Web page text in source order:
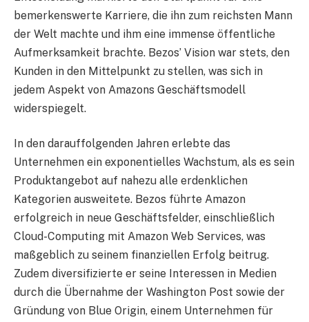
bemerkenswerte Karriere, die ihn zum reichsten Mann
der Welt machte und ihm eine immense öffentliche
Aufmerksamkeit brachte. Bezos’ Vision war stets, den
Kunden in den Mittelpunkt zu stellen, was sich in
jedem Aspekt von Amazons Geschäftsmodell
widerspiegelt.
In den darauffolgenden Jahren erlebte das
Unternehmen ein exponentielles Wachstum, als es sein
Produktangebot auf nahezu alle erdenklichen
Kategorien ausweitete. Bezos führte Amazon
erfolgreich in neue Geschäftsfelder, einschließlich
Cloud-Computing mit Amazon Web Services, was
maßgeblich zu seinem finanziellen Erfolg beitrug.
Zudem diversifizierte er seine Interessen in Medien
durch die Übernahme der Washington Post sowie der
Gründung von Blue Origin, einem Unternehmen für